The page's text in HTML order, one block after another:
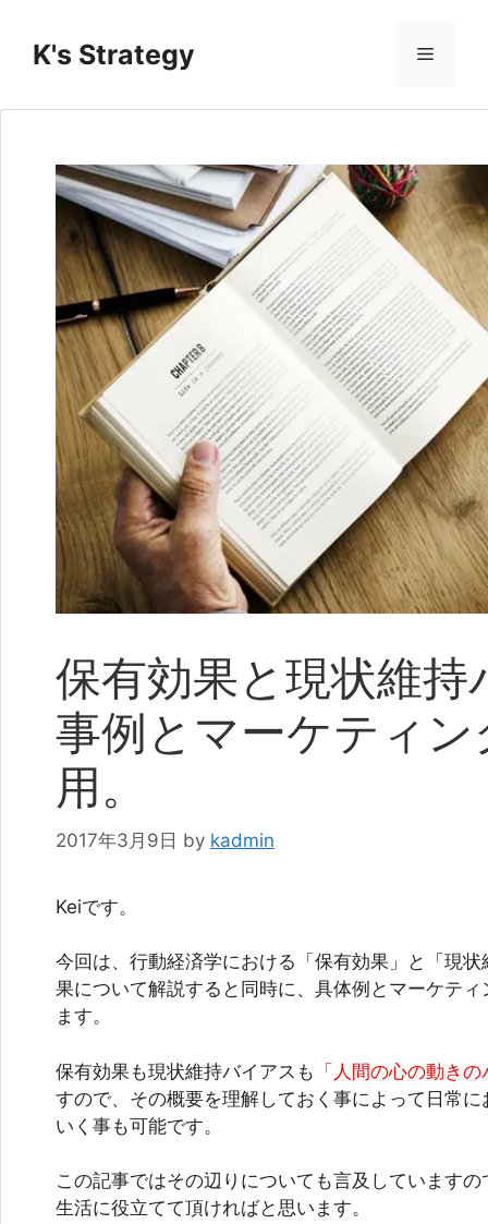
K's Strategy メ
ュ
ー
保有効果と現状維持
事例とマーケティ
用。
2017年3月9日 by kadmin
Keiです。
今回は、行動経済学における「保有効果」と「現
果について解説すると同時に、具体例とマーケテ
ます。
保有効果も現状維持バイアスも 「人間の心の動き
すので、その概要を理解しておく事によって日常
いく事も可能です。
この記事ではその辺りについても言及しています
生活に役立てて頂ければと思います。